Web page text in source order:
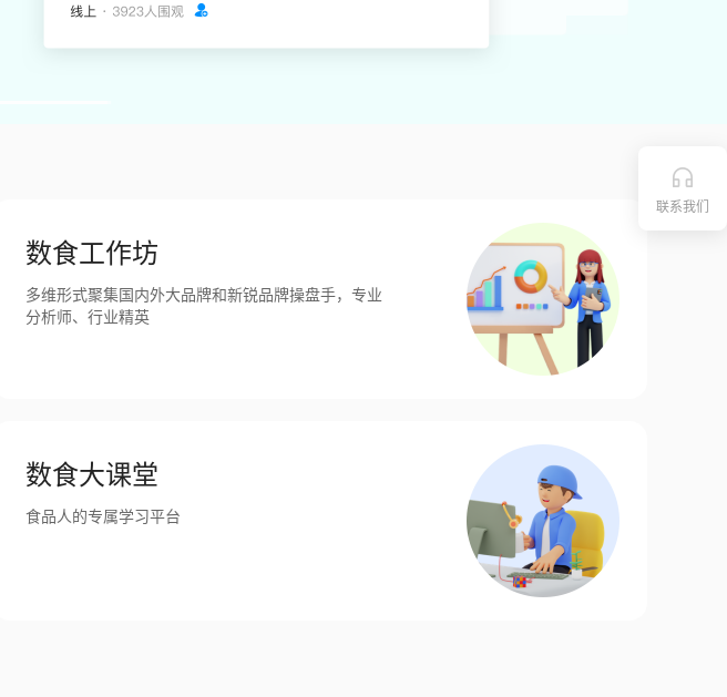
数食工作坊
多维形式聚集国内外大品牌和新锐品牌操盘手，专业
分析师、行业精英
数食大课堂
食品人的专属学习平台
联系我们